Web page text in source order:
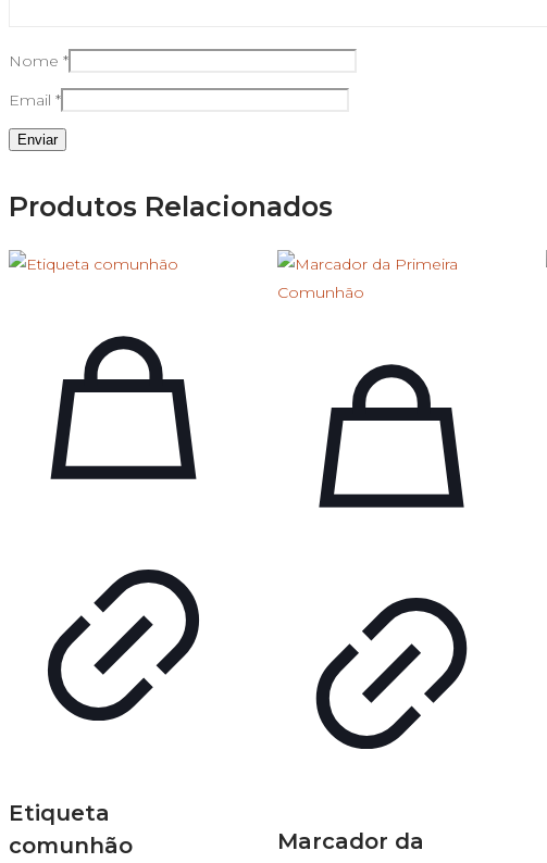
Nome *
Email *
Produtos Relacionados
Etiqueta
comunhão
Marcador da